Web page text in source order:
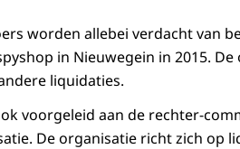
worden allebei verdacht van
in Nieuwegein in 2015.
liquidaties.
voorgeleid aan de rechter-
De organisatie richt zich op